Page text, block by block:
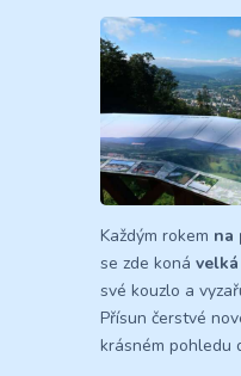
Každým rokem na
se zde koná
své kouzlo a
Přísun čerstvé
krásném pohledu